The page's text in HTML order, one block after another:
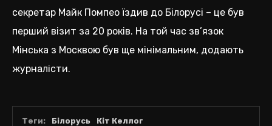
секретар Майк Помпео їздив до Білорусі – це був
перший візит за 20 років. На той час зв’язок
Мінська з Москвою був ще мінімальним, додають
журналісти.
Теги: Білорусь
Кіт Келлог